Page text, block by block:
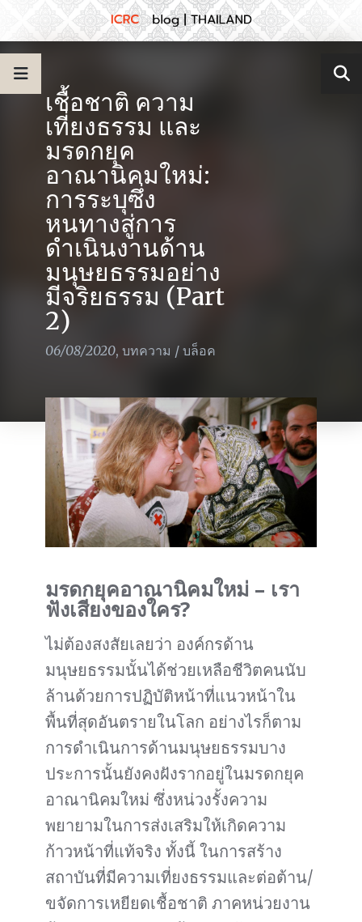
เชื้อชาติ ความ
เที่ยงธรรม และ
มรดกยุค
อาณานิคมใหม่:
การระบุซึ่ง
หนทางสู่การ
ดำเนินงานด้าน
มนุษยธรรมอย่าง
มีจริยธรรม (Part
2)
06/08/2020, บทความ / บล็อค
มรดกยุคอาณานิคมใหม่ – เรา
ฟังเสียงของใคร?
ไม่ต้องสงสัยเลยว่า องค์กรด้าน
มนุษยธรรมนั้นได้ช่วยเหลือชีวิตคนนับ
ล้านด้วยการปฏิบัติหน้าที่แนวหน้าใน
พื้นที่สุดอันตรายในโลก อย่างไรก็ตาม
การดำเนินการด้านมนุษยธรรมบาง
ประการนั้นยังคงฝังรากอยู่ในมรดกยุค
อาณานิคมใหม่ ซึ่งหน่วงรั้งความ
พยายามในการส่งเสริมให้เกิดความ
ก้าวหน้าที่แท้จริง ทั้งนี้ ในการสร้าง
สถาบันที่มีความเที่ยงธรรมและต่อต้าน/
ขจัดการเหยียดเชื้อชาติ ภาคหน่วยงาน